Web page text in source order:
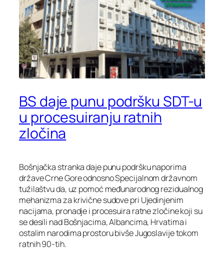
BS daje punu podršku SDT-u
u procesuiranju ratnih
zločina
Bošnjačka stranka daje punu podršku naporima
države Crne Gore odnosno Specijalnom državnom
tužilaštvu da, uz pomoć međunarodnog rezidualnog
mehanizma za krivične sudove pri Ujedinjenim
nacijama, pronadje i procesuira ratne zločine koji su
se desili nad Bošnjacima, Albancima, Hrvatima i
ostalim narodima prostoru bivše Jugoslavije tokom
ratnih 90-tih.